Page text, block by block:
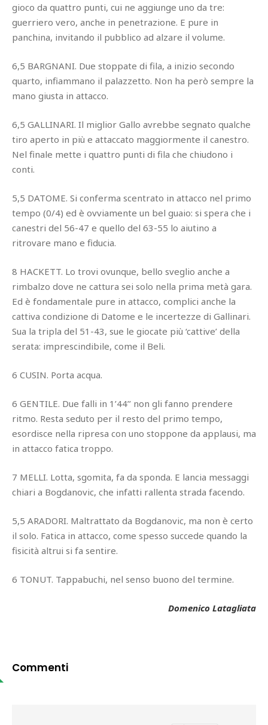
gioco da quattro punti, cui ne aggiunge uno da tre:
guerriero vero, anche in penetrazione. E pure in
panchina, invitando il pubblico ad alzare il volume.
6,5 BARGNANI. Due stoppate di fila, a inizio secondo
quarto, infiammano il palazzetto. Non ha però sempre la
mano giusta in attacco.
6,5 GALLINARI. Il miglior Gallo avrebbe segnato qualche
tiro aperto in più e attaccato maggiormente il canestro.
Nel finale mette i quattro punti di fila che chiudono i
conti.
5,5 DATOME. Si conferma scentrato in attacco nel primo
tempo (0/4) ed è ovviamente un bel guaio: si spera che i
canestri del 56-47 e quello del 63-55 lo aiutino a
ritrovare mano e fiducia.
8 HACKETT. Lo trovi ovunque, bello sveglio anche a
rimbalzo dove ne cattura sei solo nella prima metà gara.
Ed è fondamentale pure in attacco, complici anche la
cattiva condizione di Datome e le incertezze di Gallinari.
Sua la tripla del 51-43, sue le giocate più ‘cattive’ della
serata: imprescindibile, come il Beli.
6 CUSIN. Porta acqua.
6 GENTILE. Due falli in 1’44’’ non gli fanno prendere
ritmo. Resta seduto per il resto del primo tempo,
esordisce nella ripresa con uno stoppone da applausi, ma
in attacco fatica troppo.
7 MELLI. Lotta, sgomita, fa da sponda. E lancia messaggi
chiari a Bogdanovic, che infatti rallenta strada facendo.
5,5 ARADORI. Maltrattato da Bogdanovic, ma non è certo
il solo. Fatica in attacco, come spesso succede quando la
fisicità altrui si fa sentire.
6 TONUT. Tappabuchi, nel senso buono del termine.
Domenico Latagliata
Commenti